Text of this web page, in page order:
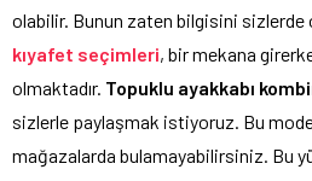
olabilir. Bunun zaten bilgisini
kıyafet seçimleri, bir mekana
olmaktadır. Topuklu ayakkabı
sizlerle paylaşmak istiyoruz. Bu
mağazalarda bulamayabilirsiniz. Bu